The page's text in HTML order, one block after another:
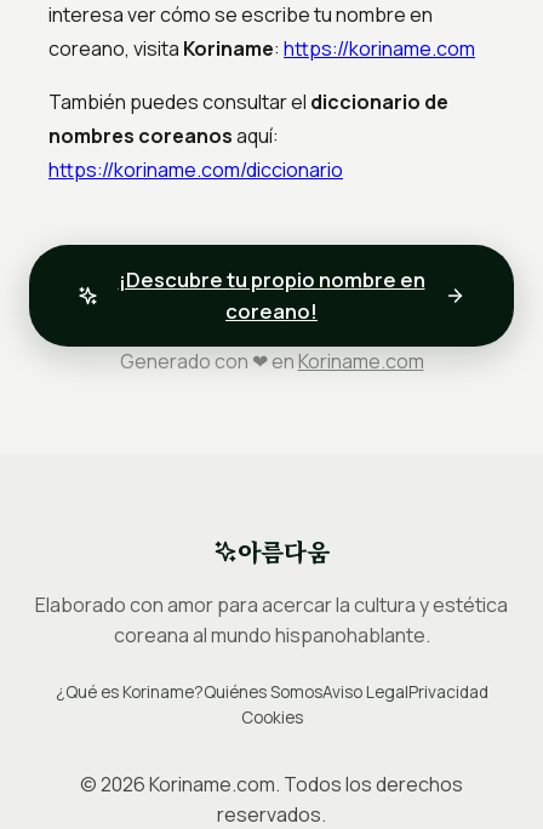
interesa ver cómo se escribe tu nombre en
coreano, visita Koriname: https://koriname.com
También puedes consultar el diccionario de
nombres coreanosaquí:
https://koriname.com/diccionario
¡Descubre tu propio nombre en
coreano!
Generado con ❤ en Koriname.com
아름다움
Elaborado con amor para acercar la cultura y estética
coreana al mundo hispanohablante.
¿Qué es Koriname?Quiénes SomosAviso LegalPrivacidad
Cookies
©2026Koriname.com. Todos los derechos
reservados.